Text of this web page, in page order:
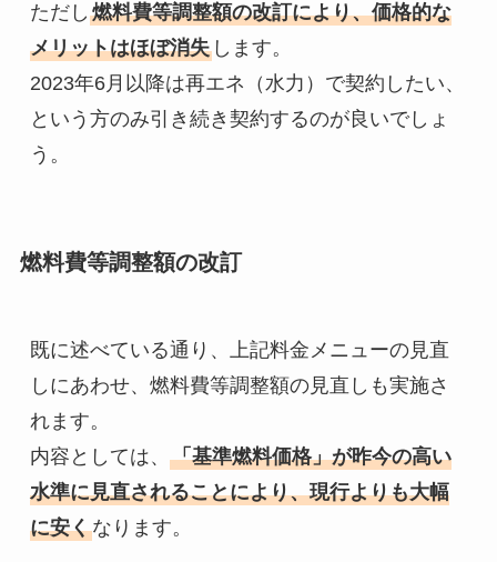
ただし 燃料費等調整額の改訂により、価格的な
メリットはほぼ消失します。
2023年6月以降は再エネ（水力）で契約したい、
という方のみ引き続き契約するのが良いでしょ
う。
燃料費等調整額の改訂
既に述べている通り、上記料金メニューの見直
しにあわせ、燃料費等調整額の見直しも実施さ
れます。
内容としては、 「基準燃料価格」が昨今の高い
水準に見直されることにより、現行よりも大幅
に安くなります。